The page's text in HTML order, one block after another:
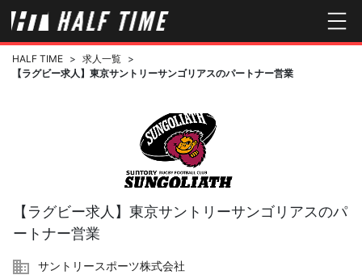
HALF TIME > 求人一覧 >
【ラグビー求人】東京サントリーサンゴリアスのパートナー営業
【ラグビー求人】東京サントリーサンゴリアスのパ
ートナー営業
サントリースポーツ株式会社